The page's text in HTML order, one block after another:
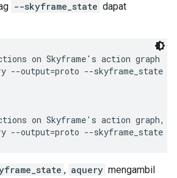
--skyframe_state dapat
on Skyframe's action graph
--output=proto --skyframe_state
on Skyframe's action graph,
, aquery mengambil